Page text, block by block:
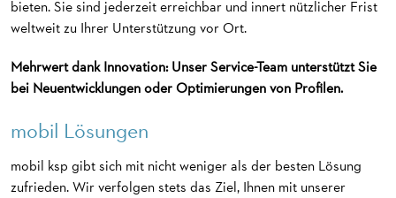
bieten. Sie sind jederzeit erreichbar und innert nützlicher Frist
weltweit zu Ihrer Unterstützung vor Ort.
Mehrwert dank Innovation: Unser Service-Team unterstützt Sie
bei Neuentwicklungen oder Optimierungen von Profilen.
mobil Lösungen
mobil ksp gibt sich mit nicht weniger als der besten Lösung
zufrieden. Wir verfolgen stets das Ziel, Ihnen mit unserer